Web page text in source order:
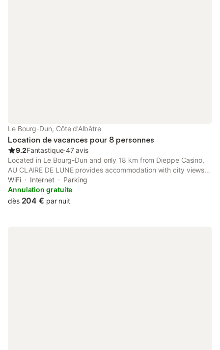
Le Bourg-Dun, Côte d'Albâtre
Location de vacances pour 8 personnes
9.2Fantastique⋅47 avis
Located in Le Bourg-Dun and only 18 km from Dieppe Casino,
AU CLAIRE DE LUNE provides accommodation with city views,
free WiFi and free private parking.
WiFi Internet
Parking
Annulation gratuite
dès 204 € par nuit